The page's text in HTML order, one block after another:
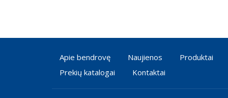
Apie bendrovę Naujienos Produktai
Prekių katalogai
Kontaktai